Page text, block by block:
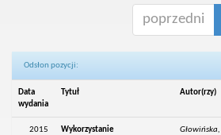
poprzedni
Odsłon pozycji:
Data
wydania
Tytuł Autor(rzy)
2015
Wykorzystanie
Głowińska,